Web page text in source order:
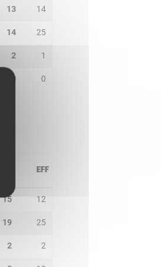
13 14
14 25
2 1
0 0
EFF
15 12
19 25
2 2